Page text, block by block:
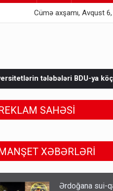
Cümə axşamı, Avqust
ya köçürülə bilər – Rəsmi
SAHƏSİ
XƏBƏRLƏRİ
Rusiya